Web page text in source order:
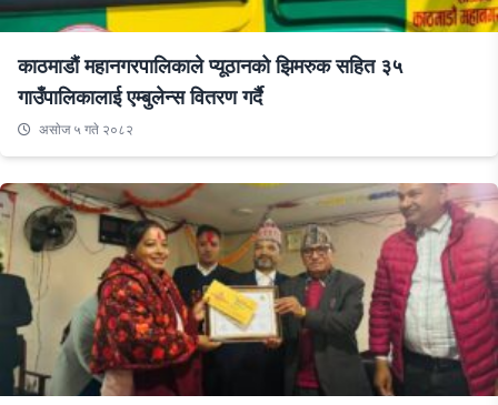
काठमाडौं महानगरपालिकाले प्यूठानको झिमरुक सहित ३५
गाउँपालिकालाई एम्बुलेन्स वितरण गर्दै
असाेज ५ गते २०८२